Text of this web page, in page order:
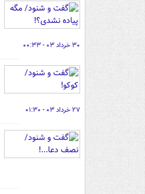
۳۰ خرداد ۰۳ - ۰۰:۳۳
۲۷ خرداد ۰۳ - ۰۱:۳۰